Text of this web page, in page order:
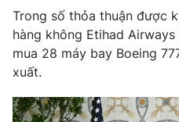
Câu chuyện quốc tế
Tài chính
Thị trường
Góc doanh nghiệp
Dữ liệu và đời sống
Truyền hình
Phim VTV
Giải trí
Trong số thỏa thuận được
hàng không Etihad
mua 28 máy bay Boeing
xuất.